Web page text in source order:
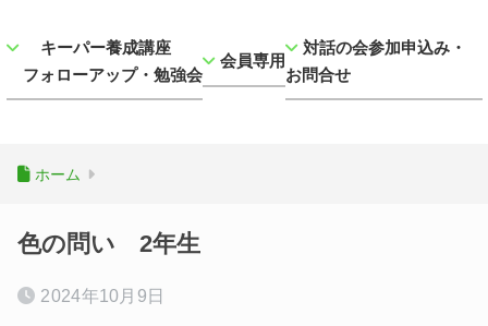
キーパー養成講座
フォローアップ・勉強会
会員専用
対話の会参加申込み・
お問合せ
ホーム
色の問い 2年生
2024年10月9日